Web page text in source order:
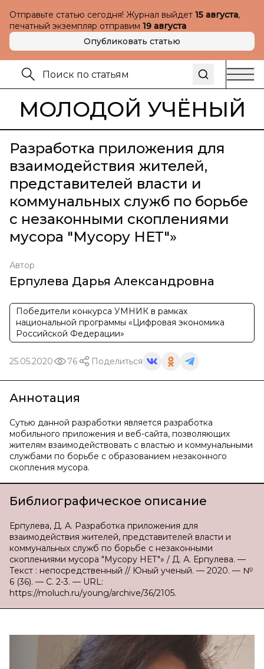
Отправьте статью сегодня! Журнал выйдет 15 августа,
печатный экземпляр отправим 19 августа
Опубликовать статью
МОЛОДОЙ УЧЁНЫЙ
Разработка приложения для
взаимодействия жителей,
представителей власти и
коммунальных служб по борьбе
с незаконными скоплениями
мусора "Мусору НЕТ"»
Автор
Ерпулева Дарья Александровна
Победители конкурса УМНИК в рамках
национальной программы «Цифровая экономика
Российской Федерации»
25.05.2020 76 Поделиться
Аннотация
Сутью данной разработки является разработка
мобильного приложения и веб-сайта, позволяющих
жителям взаимодействовать с властью и коммунальными
службами по борьбе с образованием незаконного
скопления мусора.
Библиографическое описание
Ерпулева, Д. А. Разработка приложения для
взаимодействия жителей, представителей власти и
коммунальных служб по борьбе с незаконными
скоплениями мусора "Мусору НЕТ"» / Д. А. Ерпулева. —
Текст : непосредственный // Юный ученый. — 2020. — №
6 (36). — С. 2-3. — URL:
https://moluch.ru/young/archive/36/2105.